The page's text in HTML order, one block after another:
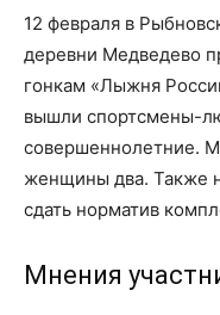
12 февраля в
деревни Медведево
гонкам «Лыжня
вышли спортсмены-
совершеннолетние.
женщины два. Также
сдать норматив
Мнения